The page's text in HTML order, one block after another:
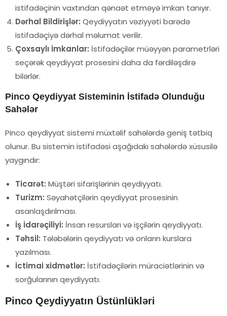
istifadəçinin vaxtından qənaət etməyə imkan tanıyır.
Dərhal Bildirişlər: Qeydiyyatın vəziyyəti barədə
istifadəçiyə dərhal məlumat verilir.
Çoxsaylı İmkanlar: İstifadəçilər müəyyən parametrləri
seçərək qeydiyyat prosesini daha da fərdiləşdirə
bilərlər.
Pinco Qeydiyyat Sisteminin İstifadə Olunduğu
Sahələr
Pinco qeydiyyat sistemi müxtəlif sahələrdə geniş tətbiq
olunur. Bu sistemin istifadəsi aşağıdakı sahələrdə xüsusilə
yaygındır:
Ticarət: Müştəri sifarişlərinin qeydiyyatı.
Turizm: Səyahətçilərin qeydiyyat prosesinin
asanlaşdırılması.
İş İdarəçiliyi: İnsan resursları və işçilərin qeydiyyatı.
Təhsil: Tələbələrin qeydiyyatı və onların kurslara
yazılması.
İctimai xidmətlər: İstifadəçilərin müraciətlərinin və
sorğularının qeydiyyatı.
Pinco Qeydiyyatın Üstünlükləri